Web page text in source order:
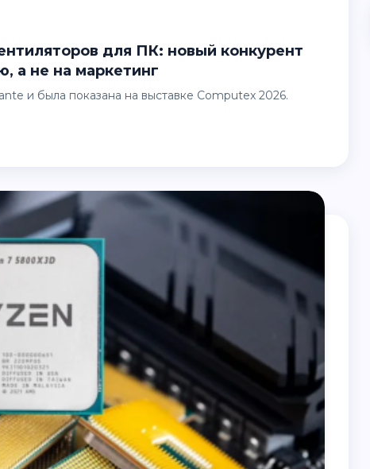
а не на маркетинг
и была показана на выставке Computex 2026.